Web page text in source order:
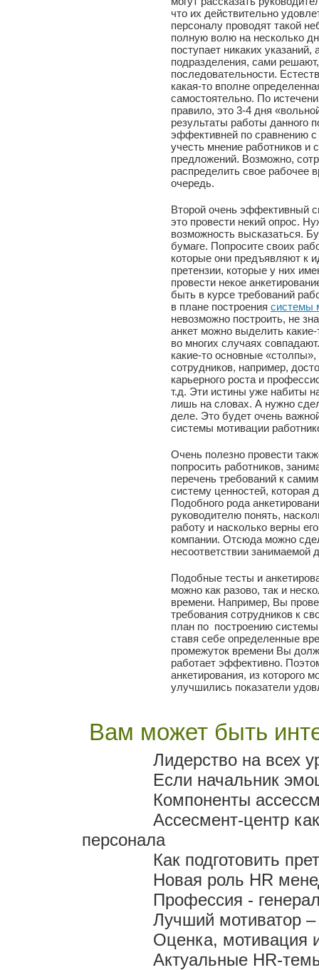
что их действительно
персоналу проводят такой
полную волю на несколько
поступает никаких указаний,
подразделения, сами
последовательности.
какая-то вполне
самостоятельно. По
правило, это 3-4 дня
результаты работы данного
эффективней по сравнению с
учесть мнение работников и
предложений. Возможно,
распределить свое рабочее
очередь.
Второй очень эффективный
это провести некий опрос.
возможность высказаться.
бумаге. Попросите своих
которые они предъявляют к
претензии, которые у них
провести некое
быть в курсе требований
в плане построения системы
невозможно построить, не
анкет можно выделить
во многих случаях
какие-то основные
сотрудников, например,
карьерного роста и
т.д. Эти истины уже набиты
лишь на словах. А нужно
деле. Это будет очень
системы мотивации
Очень полезно провести
попросить работников,
перечень требований к
систему ценностей,
Подобного рода
руководителю понять,
работу и насколько верны
компании. Отсюда можно
несоответствии занимаемой
Подобные тесты и
можно как разово, так и
времени. Например, Вы
требования сотрудников к
план по построению
ставя себе определенные
промежуток времени Вы
работает эффективно.
анкетирования, из которого
улучшились показатели
Вам может быть
Лидерство на всех
Если начальник
Компоненты
Ассесмент-центр
персонала
Как подготовить
Новая роль HR
Профессия -
Лучший мотиватор –
Оценка, мотивация
Актуальные HR-